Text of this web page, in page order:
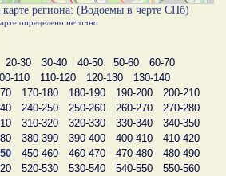
региона: (Водоемы в черте СПб)
определено неточно
20-30 30-40 40-50 50-60
60-70
110 110-120 120-130
130-140
170-180 180-190 190-200
200-210
240-250 250-260 260-270
270-280
310-320 320-330 330-340
340-350
380-390 390-400 400-410
410-420
450-460 460-470 470-480
480-490
520-530 530-540 540-550
550-560